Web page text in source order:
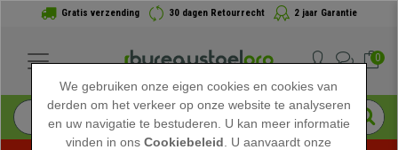
Gratis verzending 30 dagen Retourrecht 2 jaar Garantie
0
We gebruiken onze eigen cookies en cookies van
derden om het verkeer op onze website te analyseren
en uw navigatie te bestuderen. U kan meer informatie
vinden in onsCookiebeleid . U aanvaardt onze